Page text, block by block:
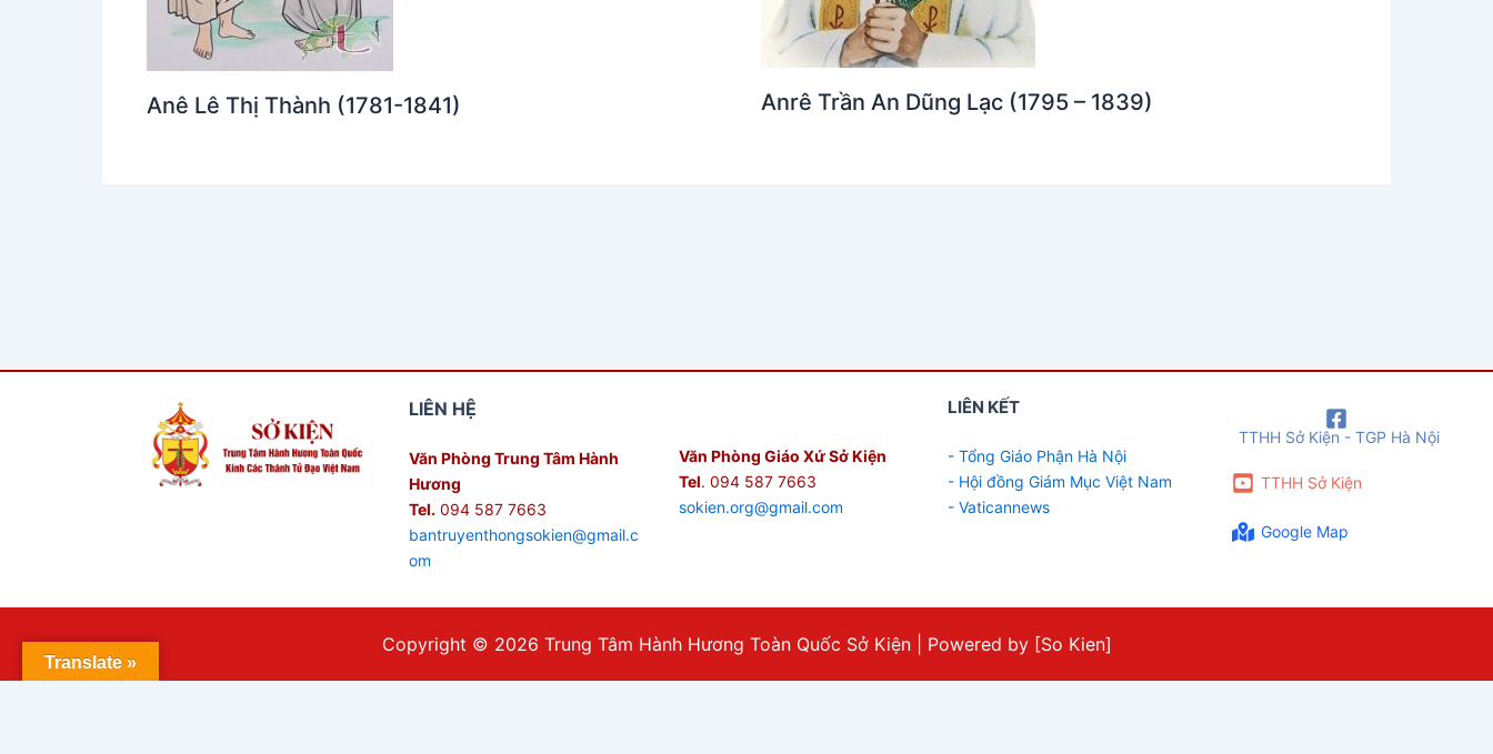
Anê Lê Thị Thành (1781-1841) Anrê Trần An Dũng Lạc (1795 – 1839)
LIÊN HỆ
Văn Phòng Trung Tâm Hành
Hương
Tel.094 587 7663
bantruyenthongsokien@gmail.c
om
Văn Phòng Giáo Xứ Sở Kiện
Tel. 094 587 7663
sokien.org@gmail.com
LIÊN KẾT
- Tổng Giáo Phận Hà Nội
- Hội đồng Giám Mục Việt Nam
- Vaticannews
TTHH Sở Kiện - TGP Hà Nội
TTHH Sở Kiện
Google Map
Copyright © 2026 Trung Tâm Hành Hương Toàn Quốc Sở Kiện | Powered by [So Kien]
Translate »